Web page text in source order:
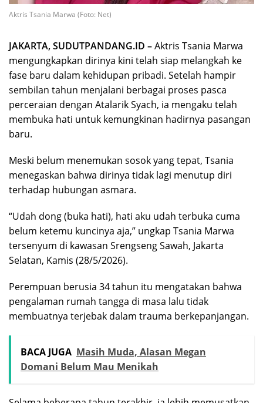
Aktris Tsania Marwa (Foto: Net)
JAKARTA, SUDUTPANDANG.ID –Aktris Tsania Marwa
mengungkapkan dirinya kini telah siap melangkah ke
fase baru dalam kehidupan pribadi. Setelah hampir
sembilan tahun menjalani berbagai proses pasca
perceraian dengan Atalarik Syach, ia mengaku telah
membuka hati untuk kemungkinan hadirnya pasangan
baru.
Meski belum menemukan sosok yang tepat, Tsania
menegaskan bahwa dirinya tidak lagi menutup diri
terhadap hubungan asmara.
“Udah dong (buka hati), hati aku udah terbuka cuma
belum ketemu kuncinya aja,” ungkap Tsania Marwa
tersenyum di kawasan Srengseng Sawah, Jakarta
Selatan, Kamis (28/5/2026).
Perempuan berusia 34 tahun itu mengatakan bahwa
pengalaman rumah tangga di masa lalu tidak
membuatnya terjebak dalam trauma berkepanjangan.
BACA JUGA Masih Muda, Alasan Megan
Domani Belum Mau Menikah